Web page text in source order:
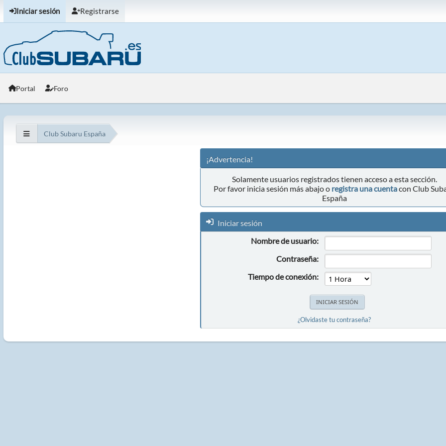
Iniciar sesión Registrarse
Portal Foro
Club Subaru España
¡Advertencia!
Solamente usuarios registrados tienen acceso a esta sección.
Por favor inicia sesión más abajo o registra una cuentacon Club
España
Iniciar sesión
Nombre de usuario:
Contraseña:
Tiempo de conexión:
¿Olvidaste tu contraseña?